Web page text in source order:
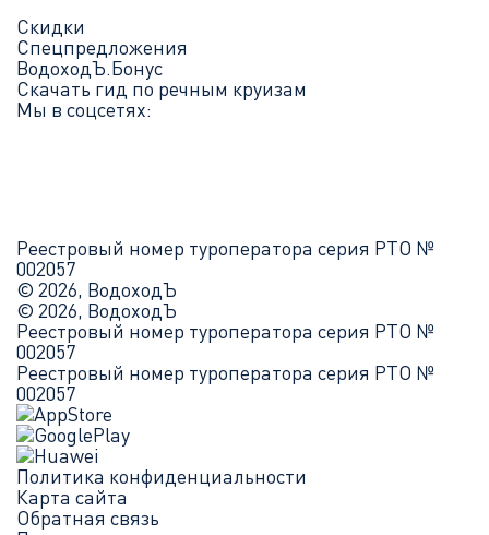
Скидки
Спецпредложения
ВодоходЪ.Бонус
Скачать гид по речным круизам
Мы в соцсетях:
Реестровый номер туроператора серия РТО №
002057
© 2026, ВодоходЪ
© 2026, ВодоходЪ
Реестровый номер туроператора серия РТО №
002057
Реестровый номер туроператора серия РТО №
002057
Политика конфиденциальности
Карта сайта
Обратная связь